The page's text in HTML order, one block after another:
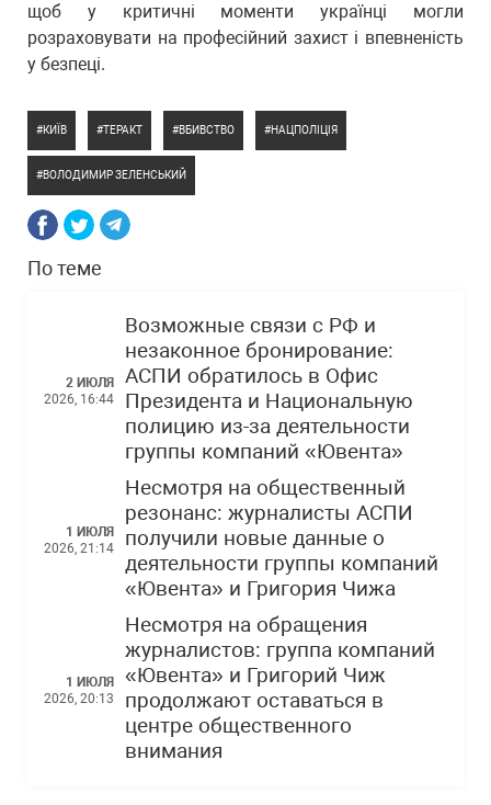
щоб у критичні моменти українці могли
розраховувати на професійний захист і впевненість
у безпеці.
КИЇВ ТЕРАКТ ВБИВСТВО НАЦПОЛІЦІЯ
ВОЛОДИМИР ЗЕЛЕНСЬКИЙ
По теме
2 ИЮЛЯ
2026, 16:44
Возможные связи с РФ и
незаконное бронирование:
АСПИ обратилось в Офис
Президента и Национальную
полицию из-за деятельности
группы компаний «Ювента»
1 ИЮЛЯ
2026, 21:14
Несмотря на общественный
резонанс: журналисты АСПИ
получили новые данные о
деятельности группы компаний
«Ювента» и Григория Чижа
1 ИЮЛЯ
2026, 20:13
Несмотря на обращения
журналистов: группа компаний
«Ювента» и Григорий Чиж
продолжают оставаться в
центре общественного
внимания